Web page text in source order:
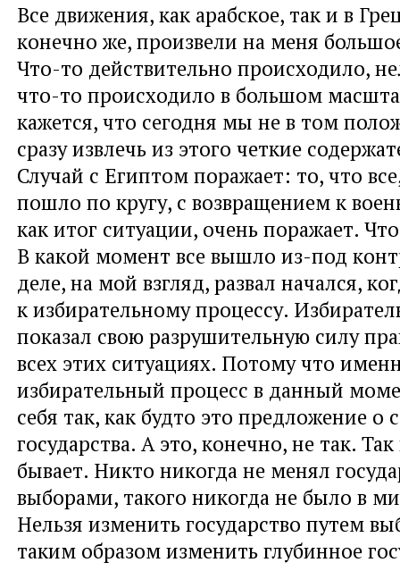
Все движения, как арабское, так и в
конечно же, произвели на меня
Что-то действительно происходило,
что-то происходило в большом
кажется, что сегодня мы не в том
сразу извлечь из этого четкие
Случай с Египтом поражает: то, что
пошло по кругу, с возвращением к
как итог ситуации, очень поражает.
В какой момент все вышло из-под
деле, на мой взгляд, развал начался,
к избирательному процессу.
показал свою разрушительную силу
всех этих ситуациях. Потому что
избирательный процесс в данный
себя так, как будто это предложение о
государства. А это, конечно, не так.
бывает. Никто никогда не менял
выборами, такого никогда не было в
Нельзя изменить государство путем
таким образом изменить глубинное